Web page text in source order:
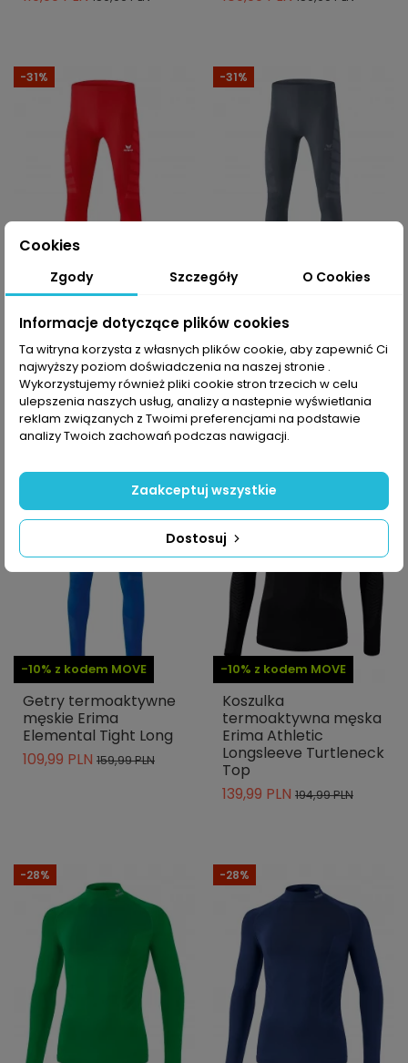
-10% z kodem MOVE
-31%
Getry termoaktywne
męskie Erima
Elemental Tight Long
109,99 PLN 159,99 PLN
-10% z kodem MOVE
-31%
Getry termoaktywne
Elemental Tight Long
109,99 PLN 159,99 PLN
-10% z kodem MOVE
Getry termoaktywne
męskie Erima
Elemental Tight Long
109,99 PLN 159,99 PLN
-10% z kodem MOVE
Koszulka
termoaktywna męska
Erima Athletic
Longsleeve Turtleneck
Top
139,99 PLN 194,99 PLN
-28% -28%
Cookies
Zgody Szczegóły O Cookies
Informacje dotyczące plików cookies
Ta witryna korzysta z własnych plików cookie, aby zapewnić Ci
najwyższy poziom doświadczenia na naszej stronie .
Wykorzystujemy również pliki cookie stron trzecich w celu
ulepszenia naszych usług, analizy a nastepnie wyświetlania
reklam związanych z Twoimi preferencjami na podstawie
analizy Twoich zachowań podczas nawigacji.
Dostosuj
Zaakceptuj wszystkie